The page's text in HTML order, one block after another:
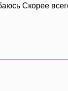
Скорее